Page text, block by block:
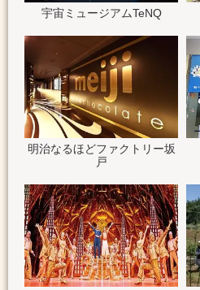
宇宙ミュージアムTeNQ
明治なるほどファクトリー坂
戸